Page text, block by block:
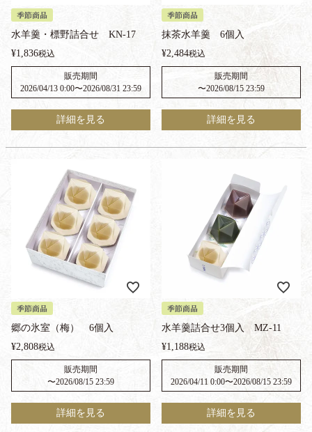
季節商品
水羊羹・標野詰合せ KN-17
¥1,836税込
販売期間
2026/04/13 0:00〜2026/08/31 23:59
詳細を見る
季節商品
抹茶水羊羹 6個入
¥2,484税込
販売期間
〜2026/08/15 23:59
詳細を見る
季節商品
郷の氷室（梅） 6個入
¥2,808税込
販売期間
〜2026/08/15 23:59
詳細を見る
季節商品
水羊羹詰合せ3個入 MZ-11
¥1,188税込
販売期間
2026/04/11 0:00〜2026/08/15 23:59
詳細を見る